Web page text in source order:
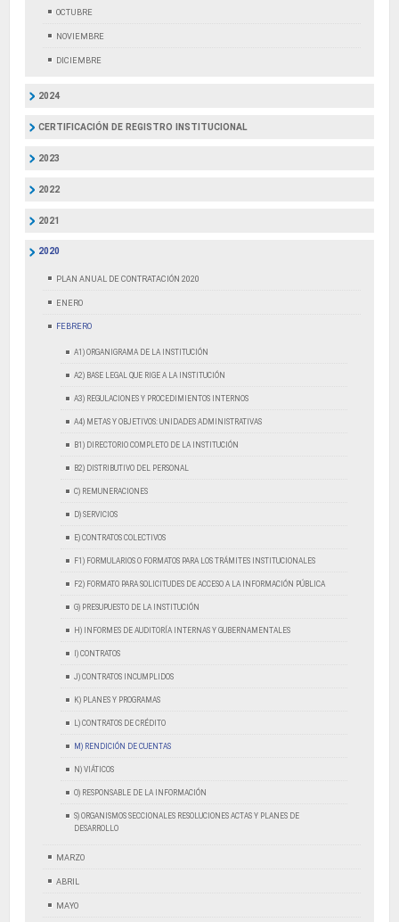
OCTUBRE
NOVIEMBRE
DICIEMBRE
2024
CERTIFICACIÓN DE REGISTRO INSTITUCIONAL
2023
2022
2021
2020
PLAN ANUAL DE CONTRATACIÓN 2020
ENERO
FEBRERO
A1) ORGANIGRAMA DE LA INSTITUCIÓN
A2) BASE LEGAL QUE RIGE A LA INSTITUCIÓN
A3) REGULACIONES Y PROCEDIMIENTOS INTERNOS
A4) METAS Y OBJETIVOS: UNIDADES ADMINISTRATIVAS
B1) DIRECTORIO COMPLETO DE LA INSTITUCIÓN
B2) DISTRIBUTIVO DEL PERSONAL
C) REMUNERACIONES
D) SERVICIOS
E) CONTRATOS COLECTIVOS
F1) FORMULARIOS O FORMATOS PARA LOS TRÁMITES INSTITUCIONALES
F2) FORMATO PARA SOLICITUDES DE ACCESO A LA INFORMACIÓN PÚBLICA
G) PRESUPUESTO DE LA INSTITUCIÓN
H) INFORMES DE AUDITORÍA INTERNAS Y GUBERNAMENTALES
I) CONTRATOS
J) CONTRATOS INCUMPLIDOS
K) PLANES Y PROGRAMAS
L) CONTRATOS DE CRÉDITO
M) RENDICIÓN DE CUENTAS
N) VIÁTICOS
O) RESPONSABLE DE LA INFORMACIÓN
S) ORGANISMOS SECCIONALES RESOLUCIONES ACTAS Y PLANES DE
DESARROLLO
MARZO
ABRIL
MAYO